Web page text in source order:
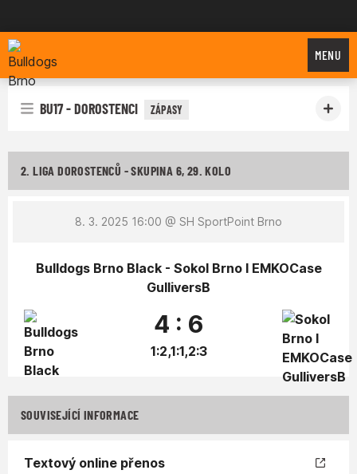
Bulldogs Brno
MENU
BU17 - DOROSTENCI ZÁPASY
2. LIGA DOROSTENCŮ - SKUPINA 6, 29. KOLO
8. 3. 2025 16:00 @ SH SportPoint Brno
Bulldogs Brno Black - Sokol Brno I EMKOCase
GulliversB
4 : 6
1:2,1:1,2:3
SOUVISEJÍCÍ INFORMACE
Textový online přenos